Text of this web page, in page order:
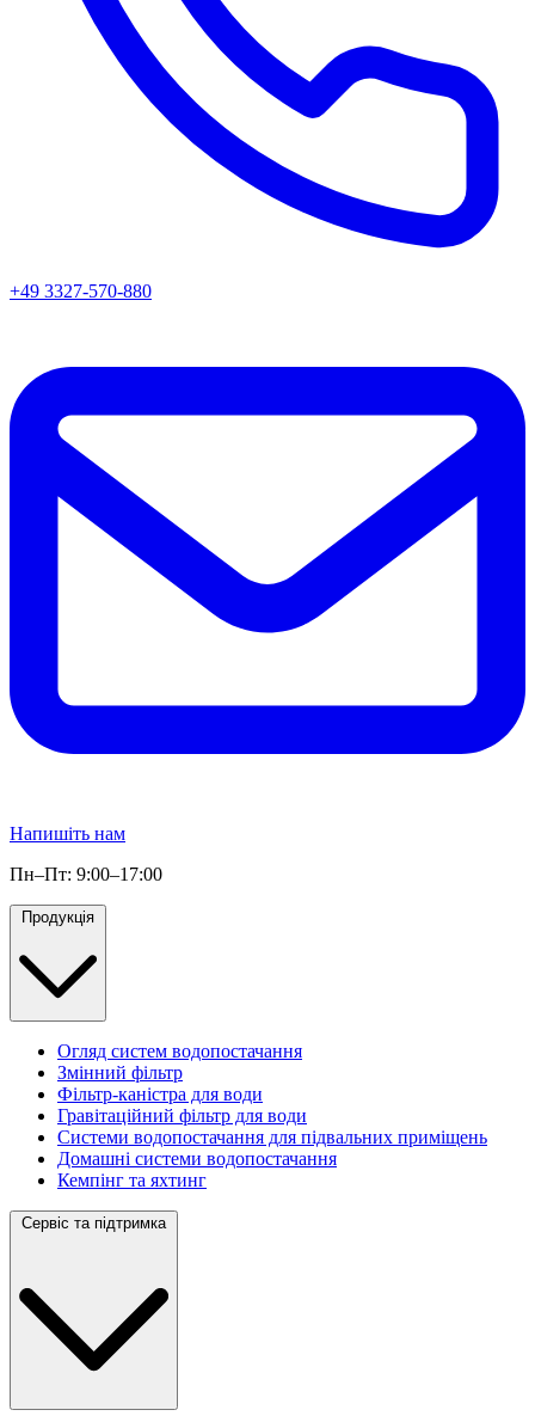
+49 3327-570-880
Напишіть нам
Пн–Пт: 9:00–17:00
Продукція
Огляд систем водопостачання
Змінний фільтр
Фільтр-каністра для води
Гравітаційний фільтр для води
Системи водопостачання для підвальних приміщень
Домашні системи водопостачання
Кемпінг та яхтинг
Сервіс та підтримка